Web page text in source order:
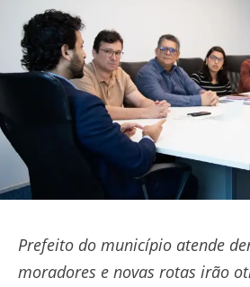
Prefeito do município atende
moradores e novas rotas irão